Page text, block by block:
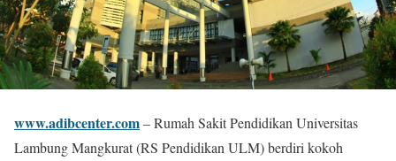
www.adibcenter.com– Rumah Sakit Pendidikan Universitas
Lambung Mangkurat (RS Pendidikan ULM) berdiri kokoh